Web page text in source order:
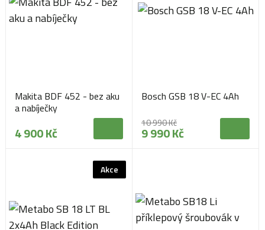
Makita BDF 452 - bez aku
a nabíječky
4 900 Kč
Bosch GSB 18 V-EC 4Ah
10 990 Kč
9 990 Kč
Akce